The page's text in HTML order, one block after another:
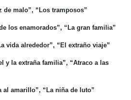
de malo”, “Los tramposos”
los enamorados”, “La gran familia”
vida alrededor”, “El extraño viaje”
y la extraña familia”, “Atraco a las
al amarillo”, “La niña de luto”